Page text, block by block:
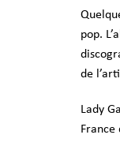
pop.
de
Lady
France